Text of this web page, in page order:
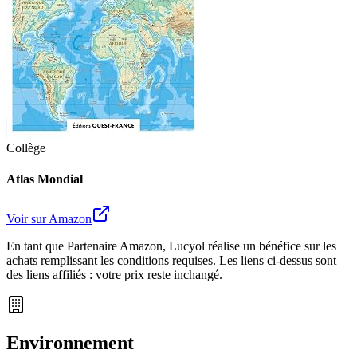
Collège
Atlas Mondial
Voir sur Amazon
En tant que Partenaire Amazon, Lucyol réalise un bénéfice sur les
achats remplissant les conditions requises. Les liens ci-dessus sont
des liens affiliés : votre prix reste inchangé.
Environnement